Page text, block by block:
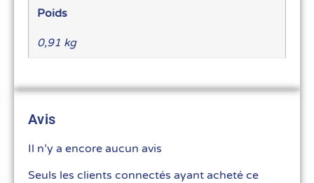
Poids
0,91 kg
Avis
Il n’y a encore aucun avis
Seuls les clients connectés ayant acheté ce